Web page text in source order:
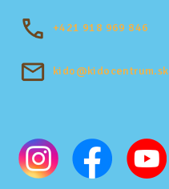
+421 918 969 846
kido@kidocentrum.sk